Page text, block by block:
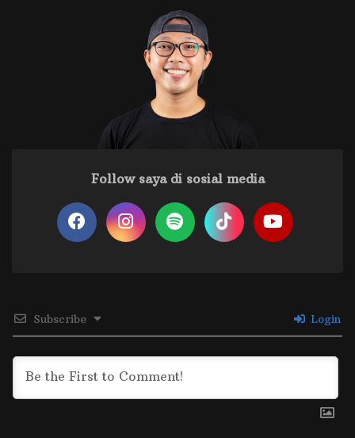
Follow saya di sosial media
Subscribe Login